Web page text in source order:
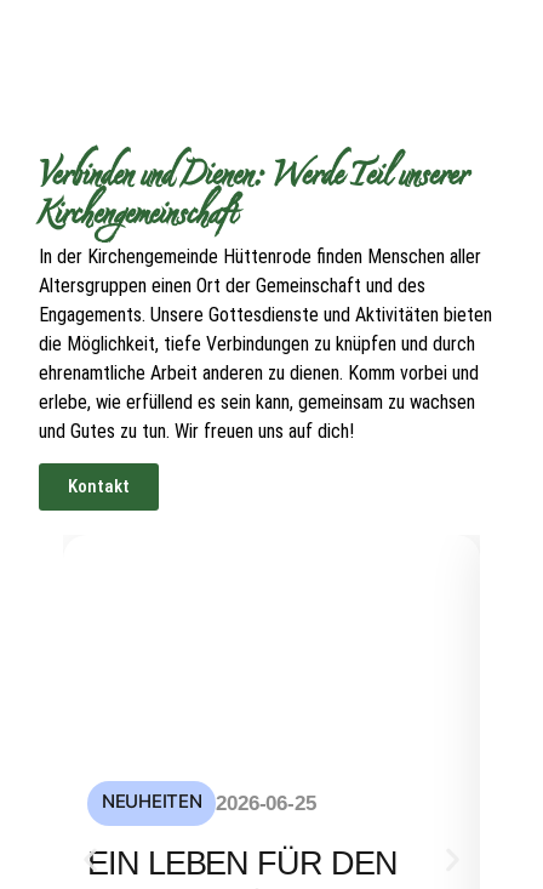
Verbinden und Dienen: Werde Teil unserer
Kirchengemeinschaft
In der Kirchengemeinde Hüttenrode finden Menschen aller
Altersgruppen einen Ort der Gemeinschaft und des
Engagements. Unsere Gottesdienste und Aktivitäten bieten
die Möglichkeit, tiefe Verbindungen zu knüpfen und durch
ehrenamtliche Arbeit anderen zu dienen. Komm vorbei und
erlebe, wie erfüllend es sein kann, gemeinsam zu wachsen
und Gutes zu tun. Wir freuen uns auf dich!
Kontakt
NEUHEITEN 2026-06-25
EIN LEBEN FÜR DEN